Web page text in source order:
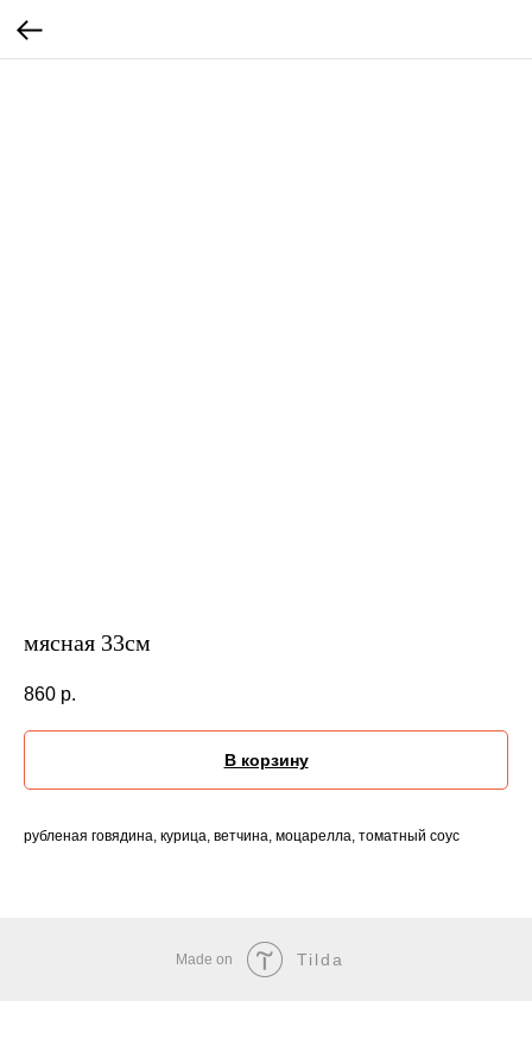
мясная 33см
860 р.
В корзину
рубленая говядина, курица, ветчина, моцарелла, томатный соус
Made on Tilda